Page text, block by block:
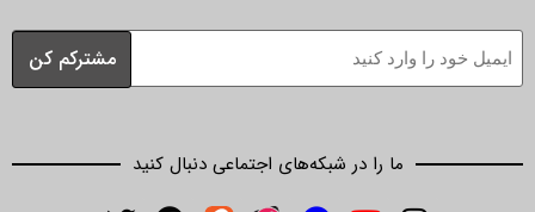
ما را در شبکه‌های اجتماعی دنبال کنید